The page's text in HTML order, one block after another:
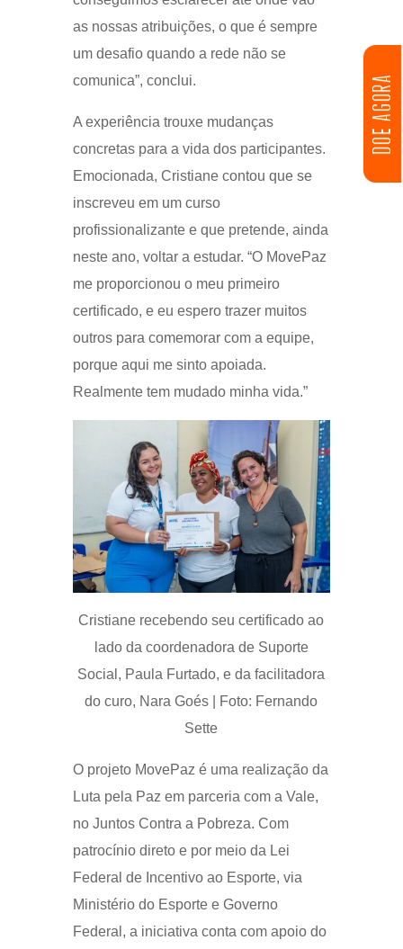
DOE AGORA
as nossas atribuições, o que é sempre
um desafio quando a rede não se
comunica”, conclui.
A experiência trouxe mudanças
concretas para a vida dos participantes.
Emocionada, Cristiane contou que se
inscreveu em um curso
profissionalizante e que pretende, ainda
neste ano, voltar a estudar. “O MovePaz
me proporcionou o meu primeiro
certificado, e eu espero trazer muitos
outros para comemorar com a equipe,
porque aqui me sinto apoiada.
Realmente tem mudado minha vida.”
Cristiane recebendo seu certificado ao
lado da coordenadora de Suporte
Social, Paula Furtado, e da facilitadora
do curo, Nara Goés | Foto: Fernando
Sette
O projeto MovePaz é uma realização da
Luta pela Paz em parceria com a Vale,
no Juntos Contra a Pobreza. Com
patrocínio direto e por meio da Lei
Federal de Incentivo ao Esporte, via
Ministério do Esporte e Governo
Federal, a iniciativa conta com apoio do